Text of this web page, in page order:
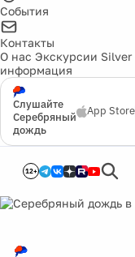
События
Контакты
О нас Экскурсии
информация
Слушайте
Серебряный
дождь
App Store
12+